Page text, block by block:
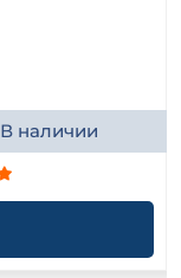
В наличии